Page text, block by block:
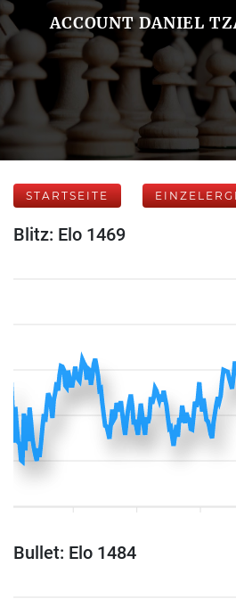
ACCOUNT DANIEL
STARTSEITE
Blitz: Elo 1469
Bullet: Elo 1484